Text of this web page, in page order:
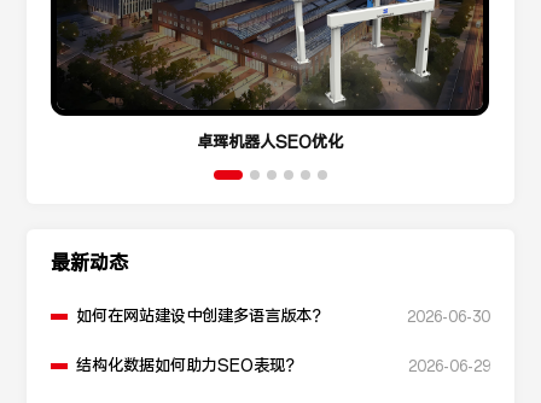
卓珲机器人SEO优化
最新动态
如何在网站建设中创建多语言版本？ 2026-06-30
结构化数据如何助力SEO表现？ 2026-06-29